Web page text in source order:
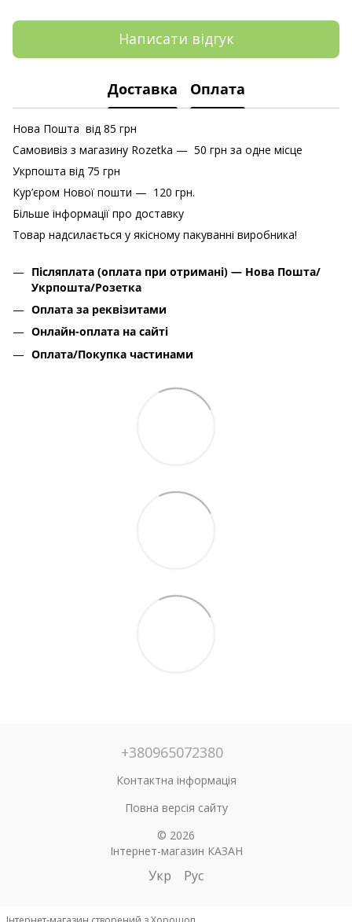
Написати відгук
Доставка Оплата
Нова Пошта від 85 грн
Самовивіз з магазину Rozetka — 50 грн за одне місце
Укрпошта від 75 грн
Кур’єром Нової пошти — 120 грн.
Більше інформації про доставку
Товар надсилається у якісному пакуванні виробника!
Післяплата (оплата при отримані) — Нова Пошта/
Укрпошта/Розетка
Оплата за реквізитами
Онлайн-оплата на сайті
Оплата/Покупка частинами
+380965072380
Контактна інформація
Повна версія сайту
© 2026
Інтернет-магазин КАЗАН
Укр Рус